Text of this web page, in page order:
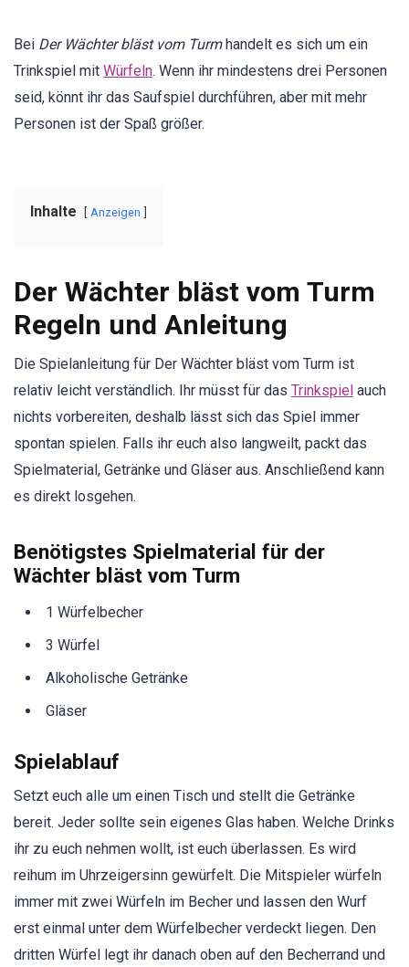
Bei Der Wächter bläst vom Turmhandelt es sich um ein
Trinkspiel mit Würfeln. Wenn ihr mindestens drei Personen
seid, könnt ihr das Saufspiel durchführen, aber mit mehr
Personen ist der Spaß größer.
Inhalte Anzeigen
Der Wächter bläst vom Turm
Regeln und Anleitung
Die Spielanleitung für Der Wächter bläst vom Turm ist
relativ leicht verständlich. Ihr müsst für das Trinkspiel auch
nichts vorbereiten, deshalb lässt sich das Spiel immer
spontan spielen. Falls ihr euch also langweilt, packt das
Spielmaterial, Getränke und Gläser aus. Anschließend kann
es direkt losgehen.
Benötigstes Spielmaterial für der
Wächter bläst vom Turm
1 Würfelbecher
3 Würfel
Alkoholische Getränke
Gläser
Spielablauf
Setzt euch alle um einen Tisch und stellt die Getränke
bereit. Jeder sollte sein eigenes Glas haben. Welche Drinks
ihr zu euch nehmen wollt, ist euch überlassen. Es wird
reihum im Uhrzeigersinn gewürfelt. Die Mitspieler würfeln
immer mit zwei Würfeln im Becher und lassen den Wurf
erst einmal unter dem Würfelbecher verdeckt liegen. Den
dritten Würfel legt ihr danach oben auf den Becherrand und